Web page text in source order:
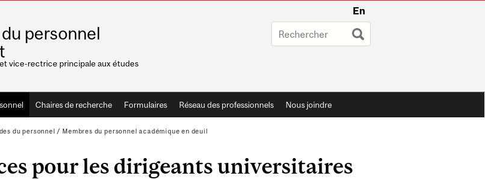
En
personnel
vice-rectrice principale aux études
Chaires de recherche Formulaires Réseau des professionnels Nous joindre
du personnel / Membres du personnel académique en deuil
pour les dirigeants universitaires